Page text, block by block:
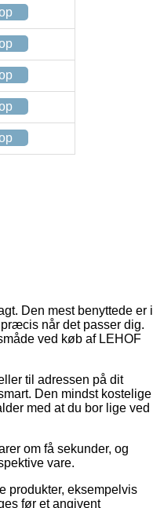
Den mest benyttede er i
når det passer dig.
ved køb af LEHOF
til adressen på dit
Den mindst kostelige
med at du bor lige ved
om få sekunder, og
vare.
produkter, eksempelvis
før et angivent